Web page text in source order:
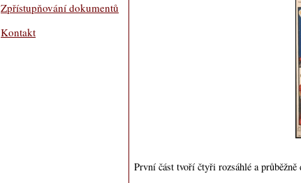
Zpřístupňování dokumentů
Kontakt
První část tvoří čtyři rozsáhlé a průběžně